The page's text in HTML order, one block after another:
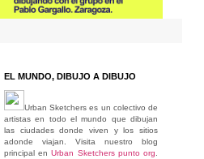
EL MUNDO, DIBUJO A DIBUJO
Urban Sketchers es un colectivo de
artistas en todo el mundo que dibujan
las ciudades donde viven y los sitios
adonde viajan. Visita nuestro blog
principal enUrban Sketchers punto org.